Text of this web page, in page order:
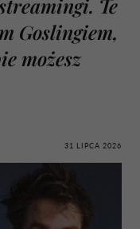
Te
Goslingiem,
możesz
31 LIPCA 2026